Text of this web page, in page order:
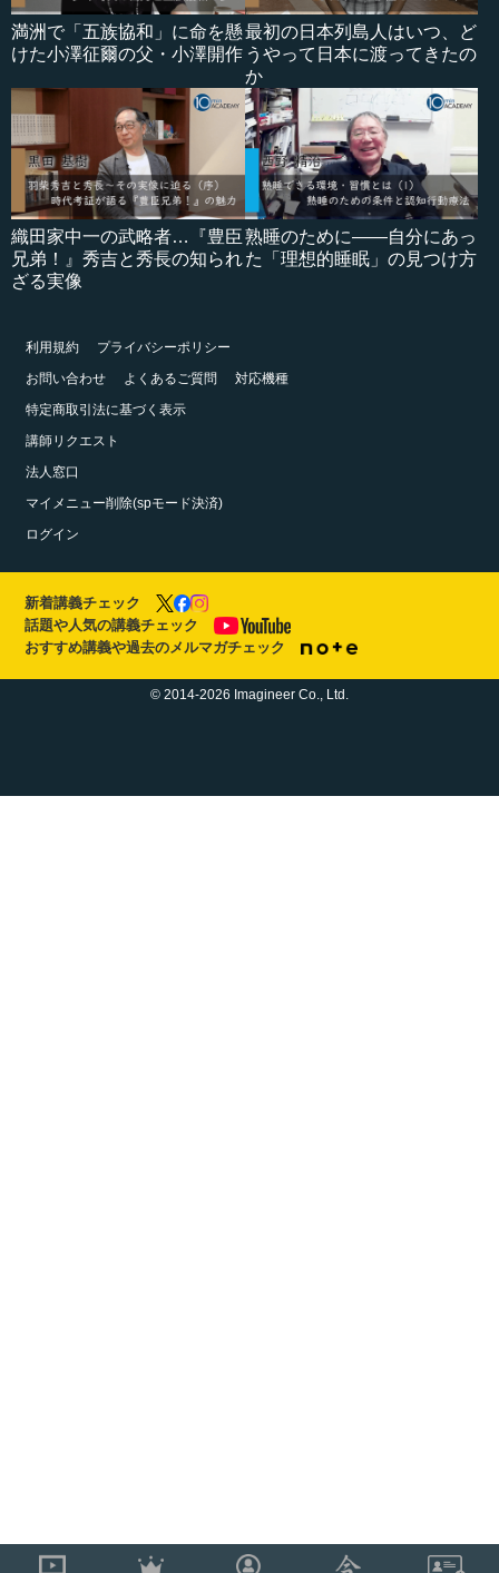
満洲で「五族協和」に命を懸
けた小澤征爾の父・小澤開作
最初の日本列島人はいつ、ど
うやって日本に渡ってきたの
か
織田家中一の武略者…『豊臣
兄弟！』秀吉と秀長の知られ
ざる実像
熟睡のために――自分にあっ
た「理想的睡眠」の見つけ方
利用規約
プライバシーポリシー
お問い合わせ
よくあるご質問
対応機種
特定商取引法に基づく表示
講師リクエスト
法人窓口
マイメニュー削除(spモード決済)
ログイン
新着講義チェック
話題や人気の講義チェック
おすすめ講義や過去のメルマガチェック
© 2014-2026 Imagineer Co., Ltd.